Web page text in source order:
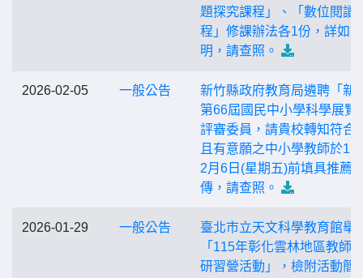
題探究課程」、「數位閱讀
程」修課辦法各1份，詳如說
明，請查照。
2026-02-05 一般公告
新竹縣政府教育局遴聘「新
第66屆國民中小學科學展覽
評審委員，請貴校轉知符合
且有意願之中小學教師於
2月6日(星期五)前填具推薦
傳，請查照。
2026-01-29 一般公告
臺北市立天文科學教育館舉
「115年彰化雲林地區教師
研習營活動」，檢附活動簡